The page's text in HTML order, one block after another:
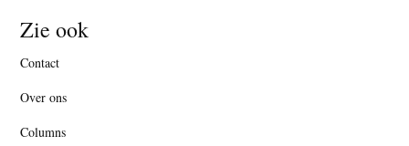
Zie ook
Contact
Over ons
Columns